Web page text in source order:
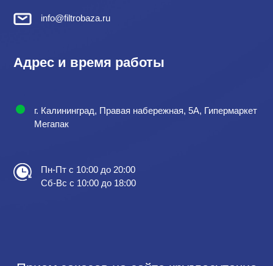
info@filtrobaza.ru
Адрес и время работы
г. Калининград, Правая набережная, 5А, Гипермаркет
Мегапак
Пн-Пт с 10:00 до 20:00
Сб-Вс с 10:00 до 18:00